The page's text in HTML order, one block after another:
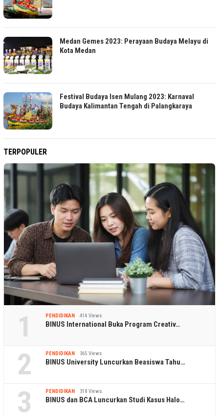
Medan Gemes 2023: Perayaan Budaya Melayu di
Kota Medan
Festival Budaya Isen Mulang 2023: Karnaval
Budaya Kalimantan Tengah di Palangkaraya
TERPOPULER
1 PENDIDIKAN 414 Views
BINUS International Buka Program Creativ…
2 PENDIDIKAN 365 Views
BINUS University Luncurkan Beasiswa Tahu…
3 PENDIDIKAN 318 Views
BINUS dan BCA Luncurkan Studi Kasus Halo…